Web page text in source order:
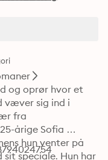
og oprør hvor et
væver sig ind i
fra
årige Sofia
hun venter på
speciale. Hun har